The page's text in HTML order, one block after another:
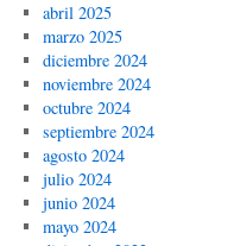
abril 2025
marzo 2025
diciembre 2024
noviembre 2024
octubre 2024
septiembre 2024
agosto 2024
julio 2024
junio 2024
mayo 2024